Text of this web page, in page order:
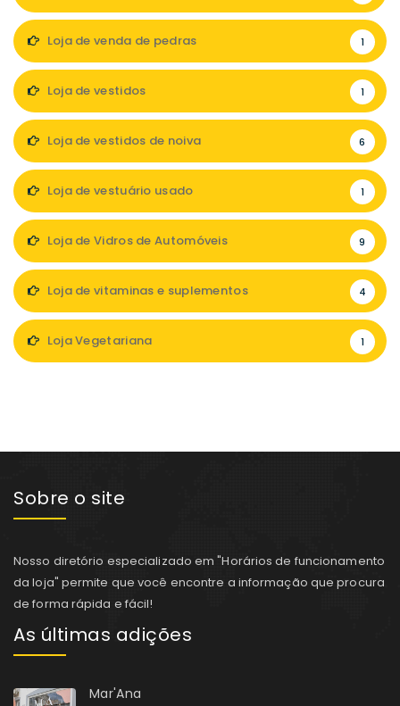
Loja de venda de pedras 1
Loja de vestidos 1
Loja de vestidos de noiva 6
Loja de vestuário usado 1
Loja de Vidros de Automóveis 9
Loja de vitaminas e suplementos 4
Loja Vegetariana 1
Sobre o site
Nosso diretório especializado em "Horários de funcionamento
da loja" permite que você encontre a informação que procura
de forma rápida e fácil!
As últimas adições
Mar'Ana